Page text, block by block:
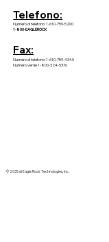
Telefono:
Numero di telefono: 1-610-759-5200
1-800-EAGLEROCK
Fax:
Numero di telefono: 1-610-759-4340
Numero verde 1-800-324-5376
© 2035 di Eagle Rock Technologies, Inc.